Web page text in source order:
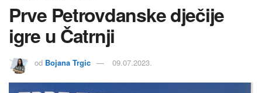
Prve Petrovdanske dječije
igre u Čatrnji
od Bojana Trgic 09.07.2023.